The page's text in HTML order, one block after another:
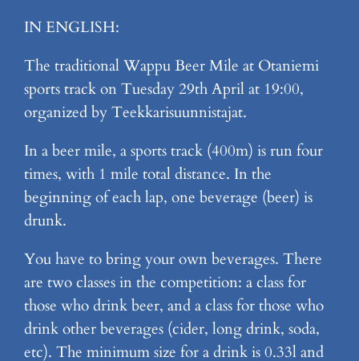
IN ENGLISH:
The traditional Wappu Beer Mile at Otaniemi
sports track on Tuesday 29th April at 19:00,
organized by Teekkarisuunnistajat.
In a beer mile, a sports track (400m) is run four
times, with 1 mile total distance. In the
beginning of each lap, one beverage (beer) is
drunk.
You have to bring your own beverages. There
are two classes in the competition: a class for
those who drink beer, and a class for those who
drink other beverages (cider, long drink, soda,
etc). The minimum size for a drink is 0.33l and